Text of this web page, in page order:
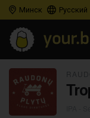
Минск Русский